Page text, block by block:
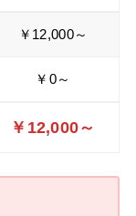
￥12,000～
￥0～
￥12,000～